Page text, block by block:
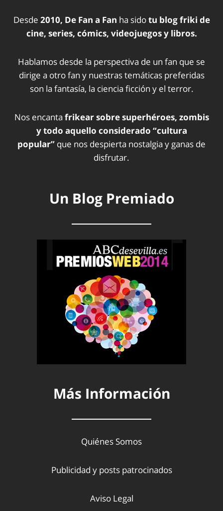
Desde 2010, De Fan a Fan ha sidotu blog friki de
cine, series, cómics, videojuegos y libros.
Hablamos desde la perspectiva de un fan que se
dirige a otro fan y nuestras temáticas preferidas
son la fantasía, la ciencia ficción y el terror.
Nos encanta frikear sobre superhéroes, zombis
y todo aquello considerado “cultura
popular” que nos despierta nostalgia y ganas de
disfrutar.
Un Blog Premiado
Más Información
Quiénes Somos
Publicidad y posts patrocinados
Aviso Legal